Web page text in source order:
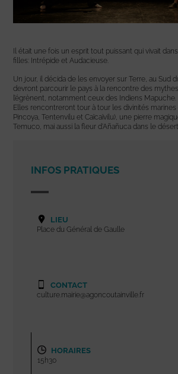
Il était une fois un esprit tout puissant qui vivait dans
filles: Intrépide et Audacieuse.
Un jour, il décida de les envoyer sur Terre, au Sud
devront parcourir le pays à la rencontre des
l’égrènent, notamment ceux des Indiens Mapuche.
Elles rencontreront tour à tour les divinités marines
Pincoya, Tentenvilu et Caïcaïvilu), une pierre
Temuco, mai aussi la fleur d’Añañuca dans le désert
INFOS PRATIQUES
LIEU
Place du Général de Gaulle
CONTACT
culture.mairie@agoncoutainville.fr
HORAIRES
15h30